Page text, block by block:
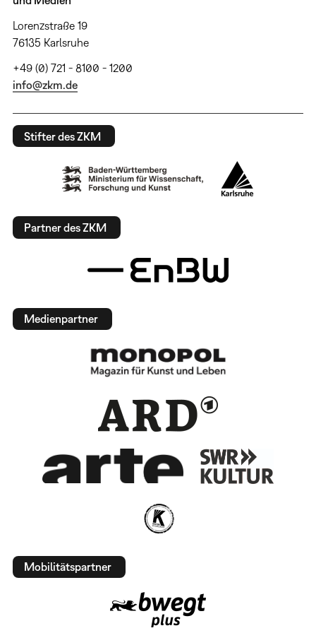
Lorenzstraße 19
76135 Karlsruhe
+49 (0) 721 - 8100 - 1200
info@zkm.de
Stifter des ZKM
Partner des ZKM
Medienpartner
Mobilitätspartner